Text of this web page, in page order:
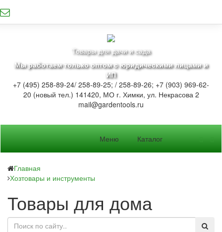
Товары для дачи и сада
Мы работаем только оптом с юридическими лицами и
ИП
+7 (495) 258-89-24/ 258-89-25; / 258-89-26; +7 (903) 969-62-
20 (новый тел.) 141420, МО г. Химки, ул. Некрасова 2
mail@gardentools.ru
Каталог
Меню
Главная
Хозтовары и инструменты
Товары для дома